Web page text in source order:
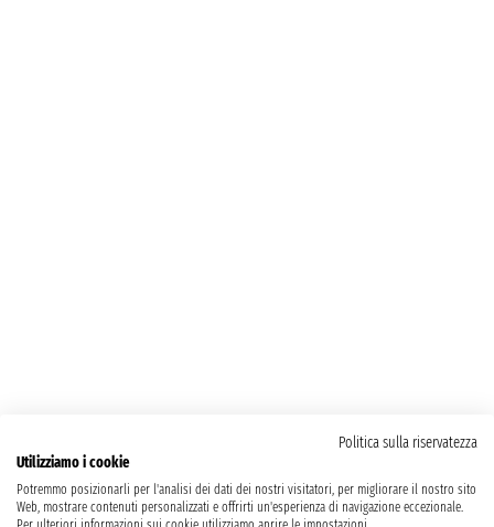
Politica sulla riservatezza
Utilizziamo i cookie
Potremmo posizionarli per l'analisi dei dati dei nostri visitatori, per migliorare il nostro sito
Web, mostrare contenuti personalizzati e offrirti un'esperienza di navigazione eccezionale.